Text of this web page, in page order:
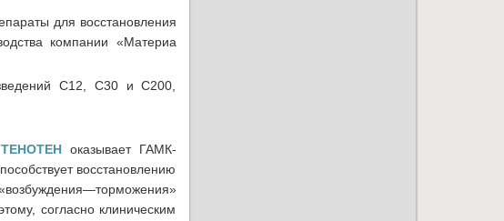
для восстановления
компании «Материа
С12, С30 и С200,
ТЕНОТЕНоказывает ГАМК-
восстановлению
согласно клиническим